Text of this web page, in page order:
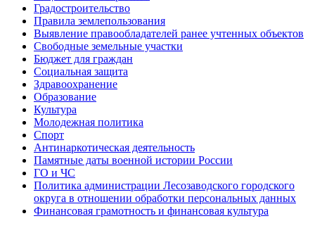
Градостроительство
Правила землепользования
Выявление правообладателей ранее учтенных объектов
Свободные земельные участки
Бюджет для граждан
Социальная защита
Здравоохранение
Образование
Культура
Молодежная политика
Спорт
Антинаркотическая деятельность
Памятные даты военной истории России
ГО и ЧС
Политика администрации Лесозаводского городского
округа в отношении обработки персональных данных
Финансовая грамотность и финансовая культура